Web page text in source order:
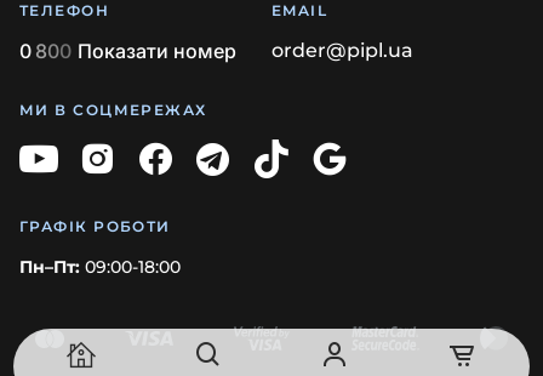
ТЕЛЕФОН
0 800 Показати номер
EMAIL
order@pipl.ua
МИ В СОЦМЕРЕЖАХ
ГРАФІК РОБОТИ
Пн–Пт: 09:00-18:00